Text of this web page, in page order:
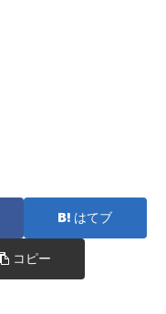
はてブ
コピー